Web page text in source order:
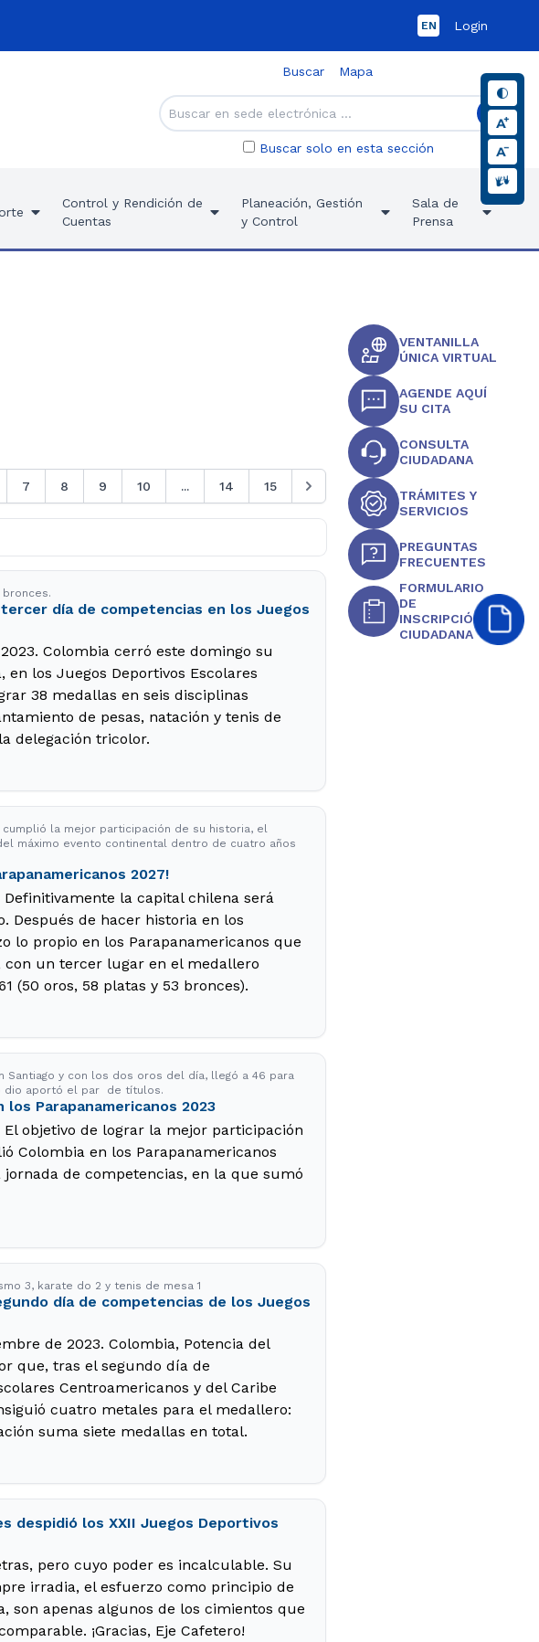
EN Login
Buscar Mapa
Buscar solo en esta sección
Control y Rendición de
Cuentas
Planeación, Gestión
y Control
Sala de
Prensa
7 8 9 10 ... 14 15
bronces.
día de competencias en los Juegos
Colombia cerró este domingo su
los Juegos Deportivos Escolares
38 medallas en seis disciplinas
de pesas, natación y tenis de
delegación tricolor.
la mejor participación de su historia, el
máximo evento continental dentro de cuatro años
2027!
la capital chilena será
Después de hacer historia en los
lo propio en los Parapanamericanos que
un tercer lugar en el medallero
(50 oros, 58 platas y 53 bronces).
y con los dos oros del día, llegó a 46 para
dio aportó el par de títulos.
Parapanamericanos 2023
objetivo de lograr la mejor participación
Colombia en los Parapanamericanos
de competencias, en la que sumó
3, karate do 2 y tenis de mesa 1
día de competencias de los Juegos
de 2023. Colombia, Potencia del
que, tras el segundo día de
Centroamericanos y del Caribe
cuatro metales para el medallero:
suma siete medallas en total.
despidió los XXII Juegos Deportivos
pero cuyo poder es incalculable. Su
irradia, el esfuerzo como principio de
son apenas algunos de los cimientos que
¡Gracias, Eje Cafetero!
VENTANILLA
ÚNICA VIRTUAL
AGENDE AQUÍ
SU CITA
CONSULTA
CIUDADANA
TRÁMITES Y
SERVICIOS
PREGUNTAS
FRECUENTES
FORMULARIO
DE
INSCRIPCIÓN
CIUDADANA